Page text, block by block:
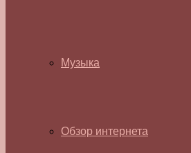
Музыка
Обзор интернета